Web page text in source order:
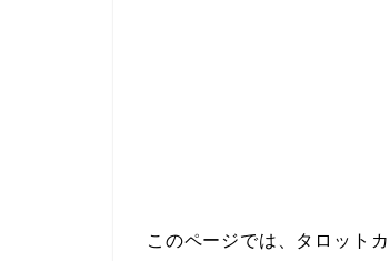
このページでは、タロット